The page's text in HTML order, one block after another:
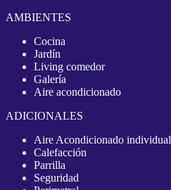
AMBIENTES
Cocina
Jardín
Living comedor
Galería
Aire acondicionado
ADICIONALES
Aire Acondicionado individual
Calefacción
Parrilla
Seguridad